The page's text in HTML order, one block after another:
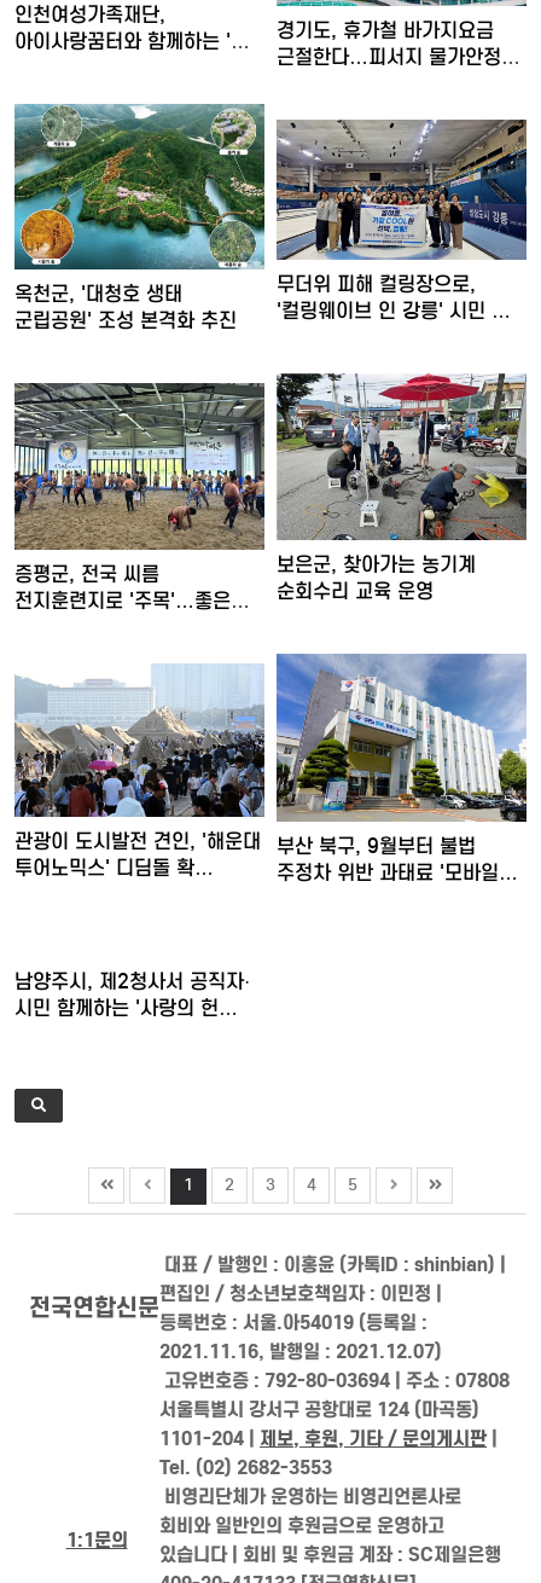
인천여성가족재단,
아이사랑꿈터와 함께하는 '놀
경기도, 휴가철 바가지요금
근절한다…피서지 물가안정
옥천군, '대청호 생태
군립공원' 조성 본격화 추진
무더위 피해 컬링장으로,
'컬링웨이브 인 강릉' 시민 …
보은군, 찾아가는 농기계
순회수리 교육 운영
증평군, 전국 씨름
전지훈련지로 '주목'…좋은
부산 북구, 9월부터 불법
주정차 위반 과태료 '모바일…
관광이 도시발전 견인, '해운대
투어노믹스' 디딤돌 확…
남양주시, 제2청사서 공직자·
시민 함께하는 '사랑의 헌…
1 2 3 4 5
전국연합신문
대표 / 발행인 : 이홍윤 (카톡ID : shinbian) |
편집인 / 청소년보호책임자 : 이민정 |
등록번호 : 서울.아54019 (등록일 :
2021.11.16, 발행일 : 2021.12.07)
고유번호증 : 792-80-03694 | 주소 : 07808
서울특별시 강서구 공항대로 124 (마곡동)
1101-204 | 제보, 후원, 기타 / 문의게시판|
Tel. (02) 2682-3553
1:1문의
비영리단체가 운영하는 비영리언론사로
회비와 일반인의 후원금으로 운영하고
있습니다 | 회비 및 후원금 계좌 : SC제일은행